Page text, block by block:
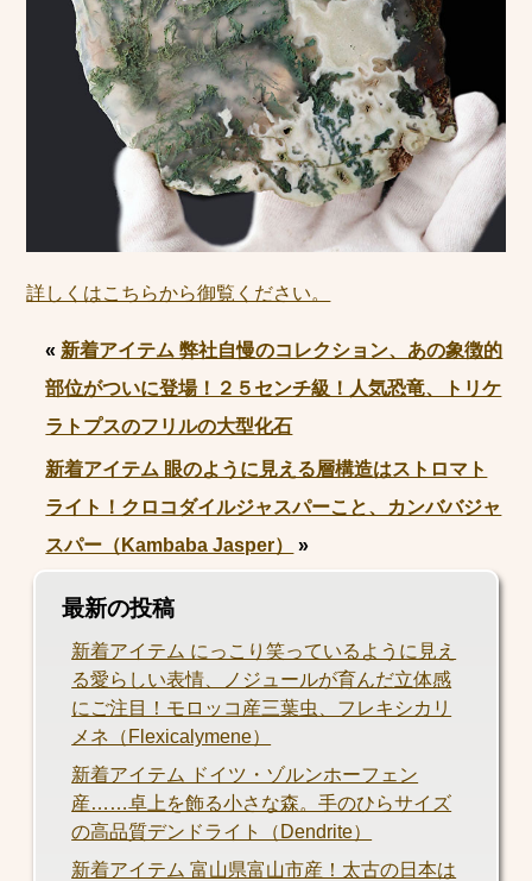
詳しくはこちらから御覧ください。
« 新着アイテム 弊社自慢のコレクション、あの象徴的
部位がついに登場！２５センチ級！人気恐竜、トリケ
ラトプスのフリルの大型化石
新着アイテム 眼のように見える層構造はストロマト
ライト！クロコダイルジャスパーこと、カンババジャ
スパー（Kambaba Jasper）
»
最新の投稿
新着アイテム にっこり笑っているように見え
る愛らしい表情、ノジュールが育んだ立体感
にご注目！モロッコ産三葉虫、フレキシカリ
メネ（Flexicalymene）
新着アイテム ドイツ・ゾルンホーフェン
産……卓上を飾る小さな森。手のひらサイズ
の高品質デンドライト（Dendrite）
新着アイテム 富山県富山市産！太古の日本は